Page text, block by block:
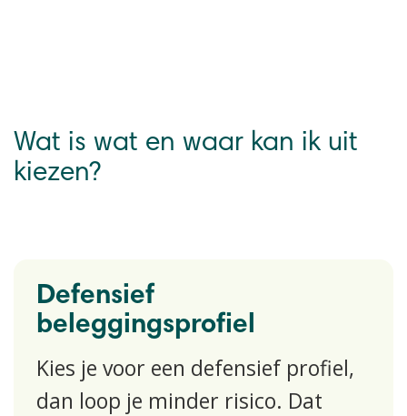
Wat is wat en waar kan ik uit
kiezen?
Defensief
beleggingsprofiel
​Kies je voor een defensief profiel,
dan loop je minder risico. Dat